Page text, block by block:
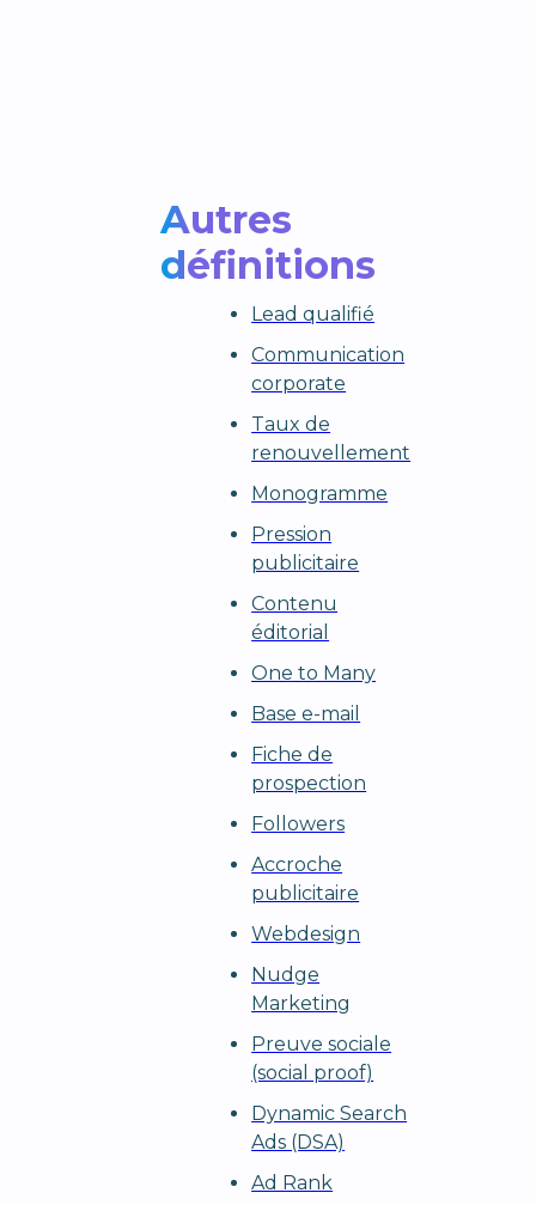
Autres
définitions
Lead qualifié
Communication
corporate
Taux de
renouvellement
Monogramme
Pression
publicitaire
Contenu
éditorial
One to Many
Base e-mail
Fiche de
prospection
Followers
Accroche
publicitaire
Webdesign
Nudge
Marketing
Preuve sociale
(social proof)
Dynamic Search
Ads (DSA)
Ad Rank